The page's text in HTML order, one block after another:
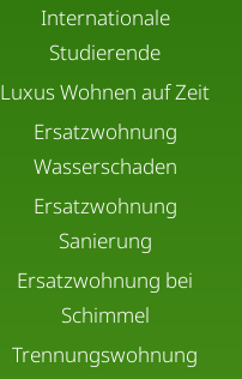
Internationale
Studierende
Luxus Wohnen auf Zeit
Ersatzwohnung
Wasserschaden
Ersatzwohnung
Sanierung
Ersatzwohnung bei
Schimmel
Trennungswohnung